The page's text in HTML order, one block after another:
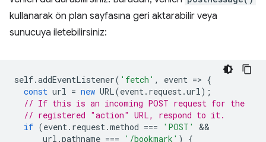
kullanarak ön plan sayfasına geri aktarabilir veya
sunucuya iletebilirsiniz:
self.addEventListener( 'fetch' , event => {
const url = new URL(event. request.url);
// If this is an incoming POST request for the
// registered "action" URL, respond to it.
if (event. request.method === 'POST'
url .pathname === '/bookmark' )
{